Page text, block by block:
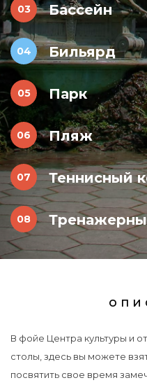
Бассейн
Бильярд
Парк
Пляж
Теннисный
В фойе Центра культуры и
столы, здесь вы можете
посвятить свое время